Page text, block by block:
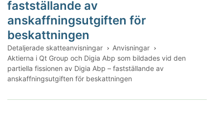
fastställande av
anskaffningsutgiften för
beskattningen
Detaljerade skatteanvisningar
Anvisningar
Aktierna i Qt Group och Digia Abp som bildades vid den
partiella fissionen av Digia Abp – fastställande av
anskaffningsutgiften för beskattningen